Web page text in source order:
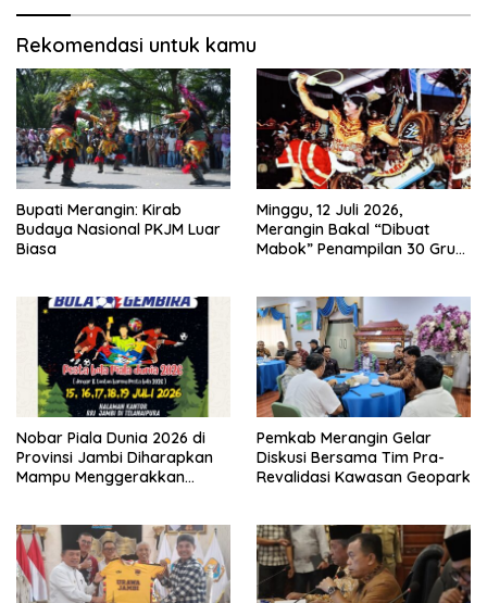
Rekomendasi untuk kamu
Bupati Merangin: Kirab
Budaya Nasional PKJM Luar
Biasa
Minggu, 12 Juli 2026,
Merangin Bakal “Dibuat
Mabok” Penampilan 30 Grup
Nobar Piala Dunia 2026 di
Provinsi Jambi Diharapkan
Mampu Menggerakkan
Pemkab Merangin Gelar
Diskusi Bersama Tim Pra-
Revalidasi Kawasan Geopark